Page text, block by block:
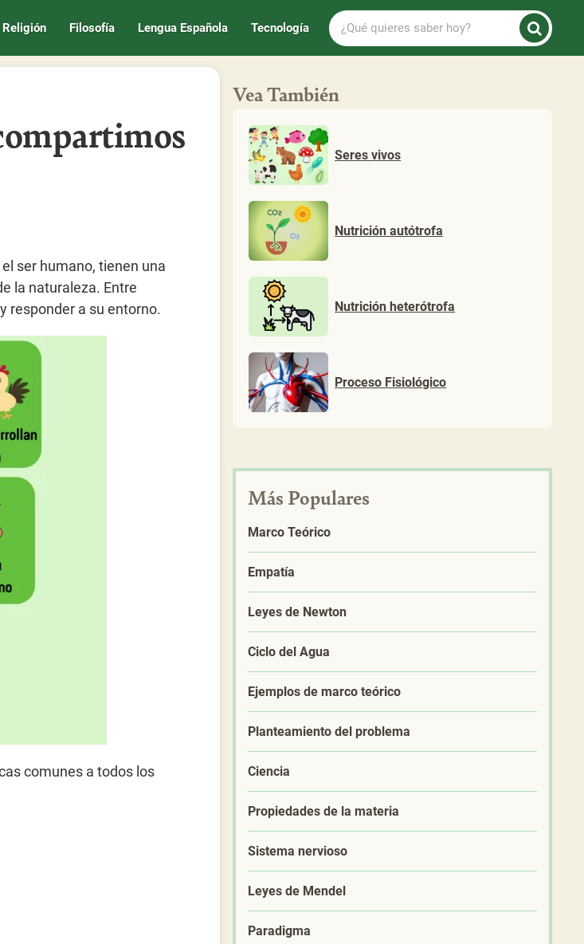
Religión Filosofía Lengua Española Tecnología
¿Qué
quieres
saber
ser humano, tienen una
la naturaleza. Entre
responder a su entorno.
comunes a todos los
Vea También
Seres vivos
Nutrición autótrofa
Nutrición heterótrofa
Proceso Fisiológico
Más Populares
Marco Teórico
Empatía
Leyes de Newton
Ciclo del Agua
Ejemplos de marco teórico
Planteamiento del problema
Ciencia
Propiedades de la materia
Sistema nervioso
Leyes de Mendel
Paradigma